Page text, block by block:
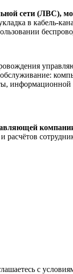
сети (ЛВС),
в кабель-
информационной
расчётов
с